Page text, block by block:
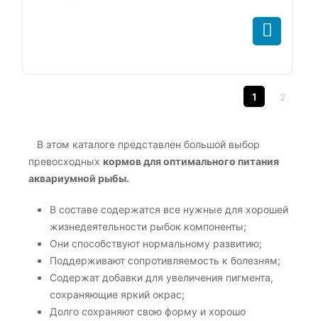
1 2
В этом каталоге представлен большой выбор
превосходных кормов для оптимального питания
аквариумной рыбы.
В составе содержатся все нужные для хорошей
жизнедеятельности рыбок компоненты;
Они способствуют нормальному развитию;
Поддерживают сопротивляемость к болезням;
Содержат добавки для увеличения пигмента,
сохраняющие яркий окрас;
Долго сохраняют свою форму и хорошо